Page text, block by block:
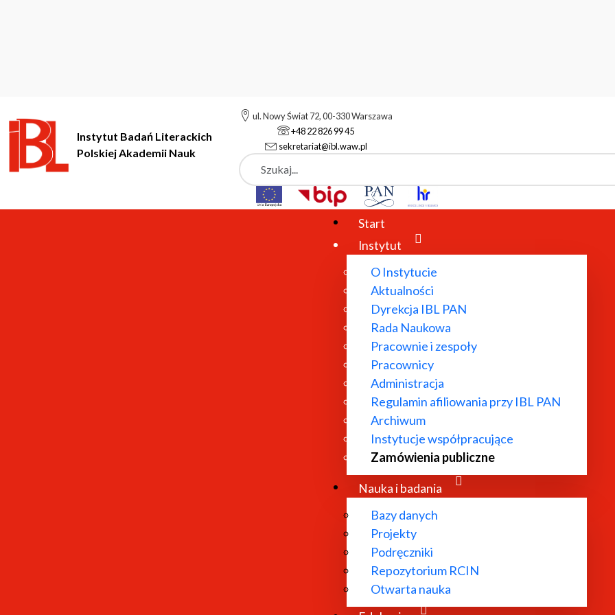
Instytut Badań Literackich
Polskiej Akademii Nauk
ul. Nowy Świat 72, 00-330 Warszawa
+48 22 826 99 45
sekretariat@ibl.waw.pl
Szukaj
Start
Instytut
O Instytucie
Aktualności
Dyrekcja IBL PAN
Rada Naukowa
Pracownie i zespoły
Pracownicy
Administracja
Regulamin afiliowania przy IBL PAN
Archiwum
Instytucje współpracujące
Zamówienia publiczne
Nauka i badania
Bazy danych
Projekty
Podręczniki
Repozytorium RCIN
Otwarta nauka
Instytut Badań Literackich Polskiej Akademii Nauk Instytut
Wykonanie korekty I (pierwszej), korekty II (drugiej) oraz korekty III (trzeciej) czterech tomów (w ośmiu woluminach) "Listów
Zarządzenie nr 3/2021 Dyrektora Instytutu Badań Literackich PAN z dnia 6 kwietnia 2021 r. w sprawie
Wykonanie korekty I (pierwszej), korekty II (drugiej) oraz korekty III (trzeciej) czterech tomów (w ośmiu
Pobierz - Informacje o wynikach postępowania